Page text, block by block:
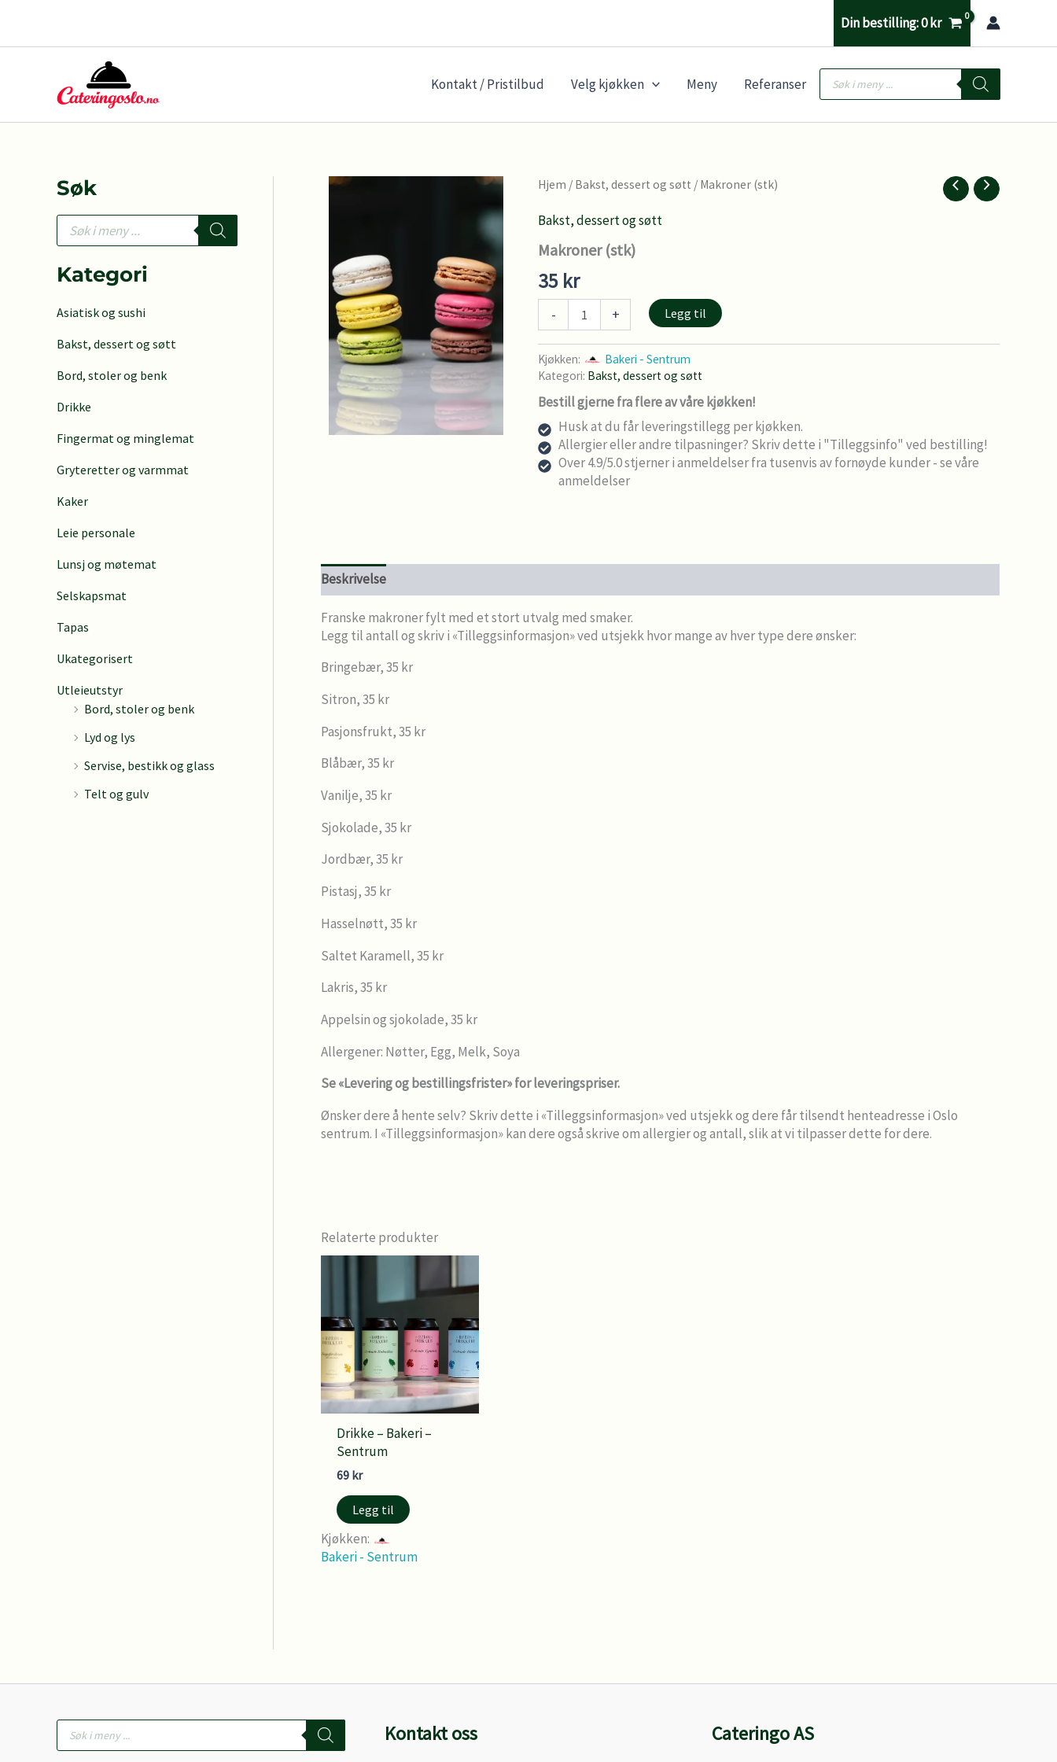
til
Din bestilling:0kr
Kontakt / Pristilbud Velg kjøkken Meny Referanser
Products
search
Søk
P
d
u
t
s
a
c
Kategori
Asiatisk og sushi
Bakst, dessert og søtt
Bord, stoler og benk
Drikke
Fingermat og minglemat
Gryteretter og varmmat
Kaker
Leie personale
Lunsj og møtemat
Selskapsmat
Tapas
Ukategorisert
Utleieutstyr
Bord, stoler og benk
Lyd og lys
Servise, bestikk og glass
Telt og gulv
Hjem / Bakst, dessert og søtt / Makroner (stk)
Bakst, dessert og søtt
Makroner (stk)
35 kr
-
(stk)
+ Legg til
Kjøkken:
Bakeri - Sentrum
Kategori: Bakst, dessert og søtt
Bestill gjerne fra flere av våre kjøkken!
Husk at du får leveringstillegg per kjøkken.
Allergier eller andre tilpasninger? Skriv dette i "Tilleggsinfo" ved bestilling!
Over 4.9/5.0 stjerner i anmeldelser fra tusenvis av fornøyde kunder - se våre
anmeldelser
Beskrivelse
Franske makroner fylt med et stort utvalg med smaker.
Legg til antall og skriv i «Tilleggsinformasjon» ved utsjekk hvor mange av hver type dere ønsker:
Bringebær, 35 kr
Sitron, 35 kr
Pasjonsfrukt, 35 kr
Blåbær, 35 kr
Vanilje, 35 kr
Sjokolade, 35 kr
Jordbær, 35 kr
Pistasj, 35 kr
Hasselnøtt, 35 kr
Saltet Karamell, 35 kr
Lakris, 35 kr
Appelsin og sjokolade, 35 kr
Allergener: Nøtter, Egg, Melk, Soya
Se «Levering og bestillingsfrister» for leveringspriser.
Ønsker dere å hente selv? Skriv dette i «Tilleggsinformasjon» ved utsjekk og dere får tilsendt henteadresse i Oslo
sentrum. I «Tilleggsinformasjon» kan dere også skrive om allergier og antall, slik at vi tilpasser dette for dere.
Relaterte produkter
Drikke – Bakeri –
Sentrum
69 kr
Legg til
Kjøkken:
Bakeri - Sentrum
Products
search
Kontakt oss Cateringo AS